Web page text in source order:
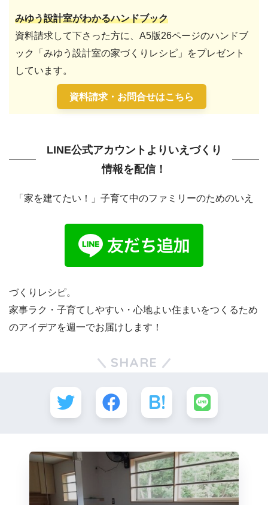
みゆう設計室がわかるハンドブック
資料請求して下さった方に、A5版26ページのハンドブ
ック「みゆう設計室の家づくりレシピ」をプレゼント
しています。
資料請求・お問合せはこちら
LINE公式アカウントよりいえづくり
情報を配信！
「家を建てたい！」子育て中のファミリーのためのいえ
づくりレシピ。
家事ラク・子育てしやすい・心地よい住まいをつくるため
のアイデアを週一でお届けします！
SHARE